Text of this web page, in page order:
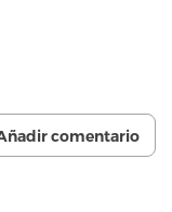
comentario